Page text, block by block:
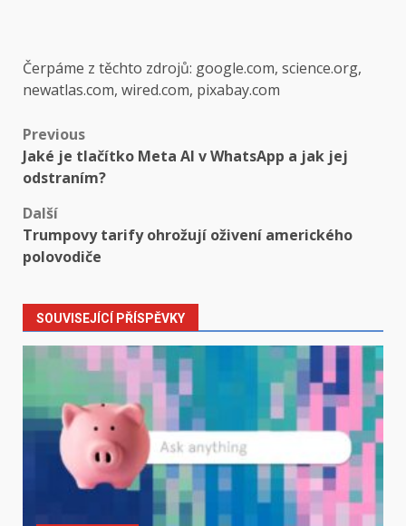
Čerpáme z těchto zdrojů: google.com, science.org,
newatlas.com, wired.com, pixabay.com
Post
navigation
Previous
Jaké je tlačítko Meta AI v WhatsApp a jak jej
odstraním?
Další
Trumpovy tarify ohrožují oživení amerického
polovodiče
SOUVISEJÍCÍ PŘÍSPĚVKY